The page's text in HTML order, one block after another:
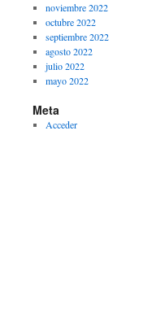
noviembre 2022
octubre 2022
septiembre 2022
agosto 2022
julio 2022
mayo 2022
Meta
Acceder